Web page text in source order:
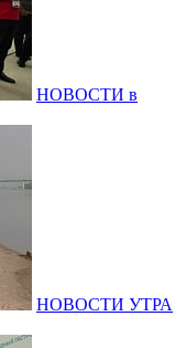
НОВОСТИ в
НОВОСТИ УТРА